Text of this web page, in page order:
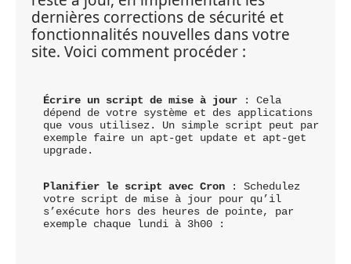
dernières corrections de sécurité et
fonctionnalités nouvelles dans votre
site. Voici comment procéder :
Écrire un script de mise à jour : Cela
dépend de votre système et des applications
que vous utilisez. Un simple script peut par
exemple faire un apt-get update et apt-get
upgrade.
Planifier le script avec Cron : Schedulez
votre script de mise à jour pour qu’il
s’exécute hors des heures de pointe, par
exemple chaque lundi à 3h00 :